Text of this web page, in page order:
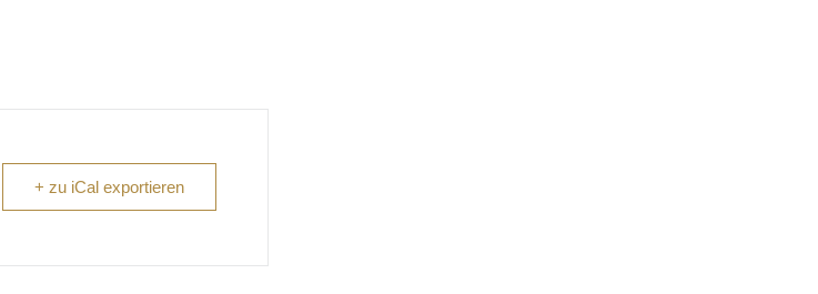
+ zu iCal exportieren